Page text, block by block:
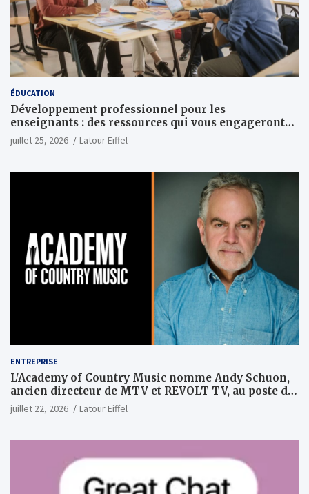
ÉDUCATION
Développement professionnel pour les
enseignants : des ressources qui vous engageront
vraiment
juillet 25, 2026 Latour Eiffel
ENTREPRISE
L'Academy of Country Music nomme Andy Schuon,
ancien directeur de MTV et REVOLT TV, au poste de
PDG
juillet 22, 2026 Latour Eiffel